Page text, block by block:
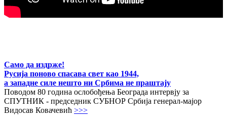
Само да издрже!
Русија поново спасава свет као 1944,
а западне силе нешто ни Србима не праштају
Поводом 80 година ослобођења Београда интервју за
СПУТНИК - председник СУБНОР Србија генерал-мајор
Видосав Ковачевић >>>